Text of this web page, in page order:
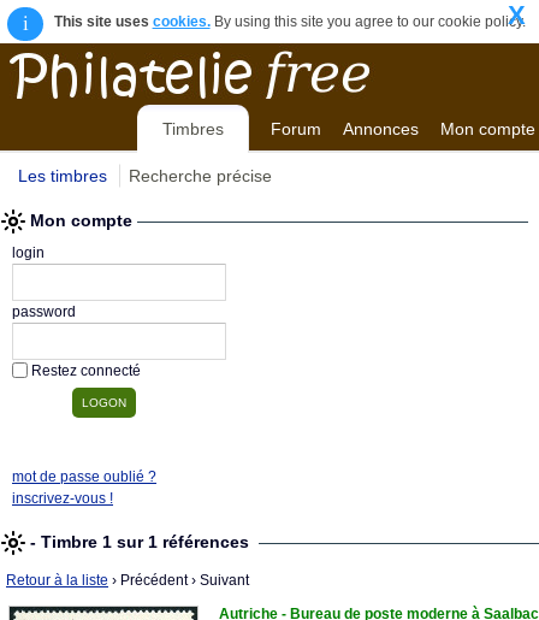
i This site uses cookies.By using this site you agree to our cookie policy.
X
Timbres Forum Annonces Mon compte
Les timbres Recherche précise
Mon compte
login
password
Restez connecté
mot de passe oublié ?
inscrivez-vous !
- Timbre 1 sur 1 références
Retour à la liste › Précédent› Suivant
Autriche - Bureau de poste moderne à